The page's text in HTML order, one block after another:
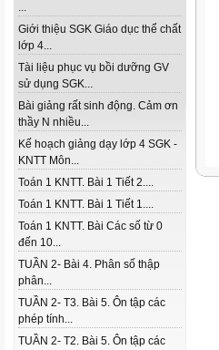
...
Giới thiệu SGK Giáo dục thể chất
lớp 4...
Tài liệu phục vụ bồi dưỡng GV
sử dụng SGK...
Bài giảng rất sinh động. Cảm ơn
thầy N nhiều...
Kế hoạch giảng dạy lớp 4 SGK -
KNTT Môn...
Toán 1 KNTT. Bài 1 Tiết 2....
Toán 1 KNTT. Bài 1 Tiết 1....
Toán 1 KNTT. Bài Các số từ 0
đến 10...
TUẦN 2- Bài 4. Phân số thập
phân...
TUẦN 2- T3. Bài 5. Ôn tập các
phép tính...
TUẦN 2- T2. Bài 5. Ôn tập các